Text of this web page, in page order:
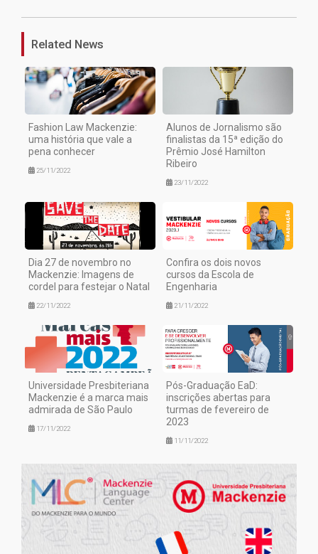
Related News
Fashion Law Mackenzie:
uma história que vale a
pena conhecer
25/11/2022
Alunos de Jornalismo são
finalistas da 15ª edição do
Prêmio José Hamilton
Ribeiro
23/11/2022
Dia 27 de novembro no
Mackenzie: Imagens de
cordel para festejar o Natal
22/11/2022
Confira os dois novos
cursos da Escola de
Engenharia
21/11/2022
Universidade Presbiteriana
Mackenzie é a marca mais
admirada de São Paulo
17/11/2022
Pós-Graduação EaD:
inscrições abertas para
turmas de fevereiro de
2023
11/11/2022